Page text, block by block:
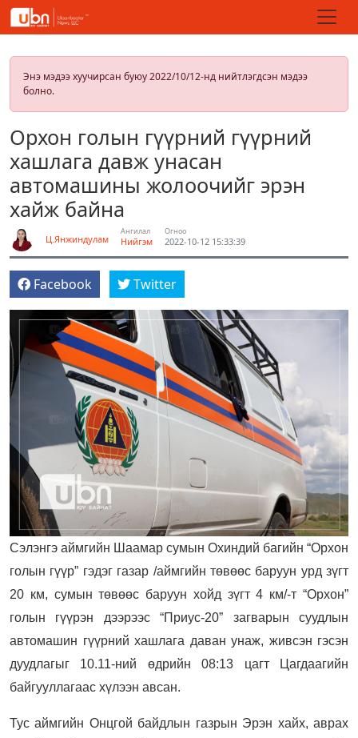
Энэ мэдээ хуучирсан буюу 2022/10/12-нд нийтлэгдсэн мэдээ
болно.
Орхон голын гүүрний гүүрний
хашлага давж унасан
автомашины жолоочийг эрэн
хайж байна
Ц.Янжиндулам
Ангилал
Нийгэм
Огноо
2022-10-12 15:33:39
Facebook Twitter
Сэлэнгэ аймгийн Шаамар сумын Охиндий багийн “Орхон
голын гүүр” гэдэг газар /аймгийн төвөөс баруун урд зүгт
20 км, сумын төвөөс баруун хойд зүгт 4 км/-т “Орхон”
голын гүүрэн дээрээс “Приус-20” загварын суудлын
автомашин гүүрний хашлага даван унаж, живсэн гэсэн
дуудлагыг 10.11-ний өдрийн 08:13 цагт Цагдаагийн
байгууллагаас хүлээн авсан.
Тус аймгийн Онцгой байдлын газрын Эрэн хайх, аврах